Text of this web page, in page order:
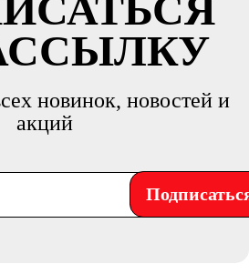
новинок, новостей и
акций